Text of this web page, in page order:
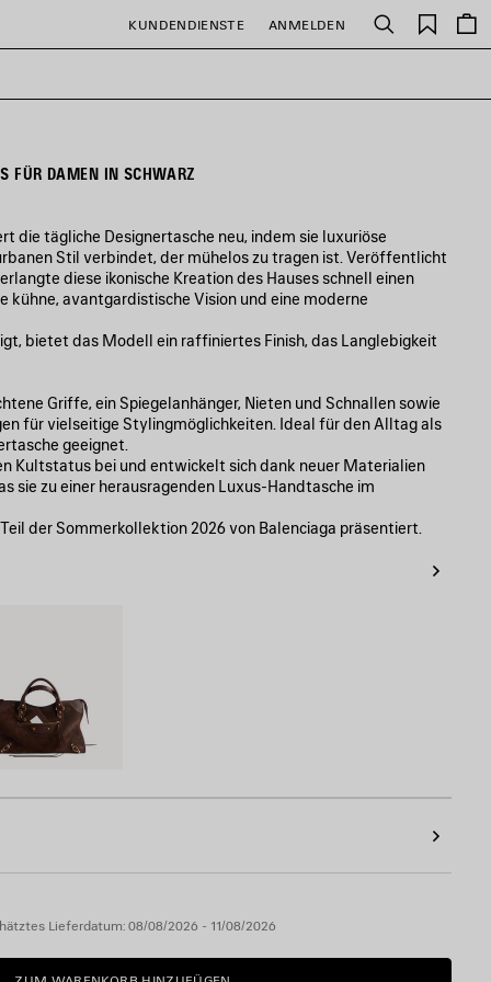
KUNDENDIENSTE ANMELDEN Suchen
Artikel
FÜR DAMEN IN SCHWARZ
die tägliche Designertasche neu, indem sie luxuriöse
Stil verbindet, der mühelos zu tragen ist. Veröffentlicht
diese ikonische Kreation des Hauses schnell einen
kühne, avantgardistische Vision und eine moderne
bietet das Modell ein raffiniertes Finish, das Langlebigkeit
Griffe, ein Spiegelanhänger, Nieten und Schnallen sowie
für vielseitige Stylingmöglichkeiten. Ideal für den Alltag als
geeignet.
Kultstatus bei und entwickelt sich dank neuer Materialien
sie zu einer herausragenden Luxus-Handtasche im
der Sommerkollektion 2026 von Balenciaga präsentiert.
Lieferdatum: 08/08/2026 - 11/08/2026